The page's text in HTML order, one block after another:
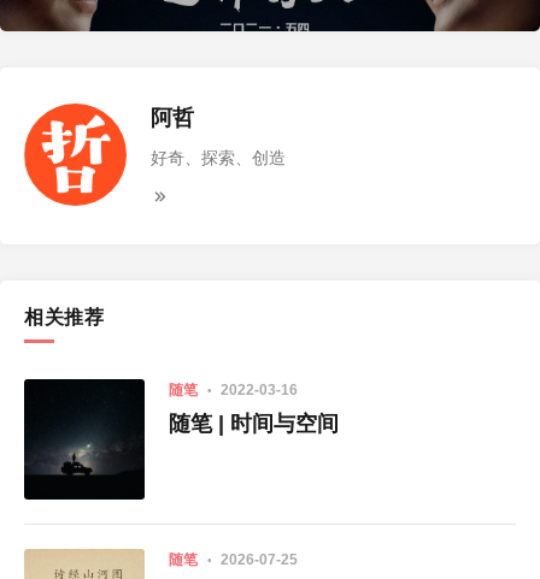
阿哲
好奇、探索、创造
相关推荐
随笔 2022-03-16
随笔 | 时间与空间
随笔 2026-07-25